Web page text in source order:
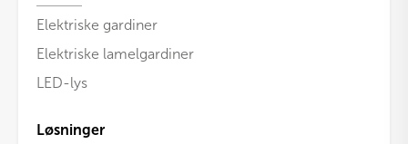
Elektriske gardiner
Elektriske lamelgardiner
LED-lys
Løsninger